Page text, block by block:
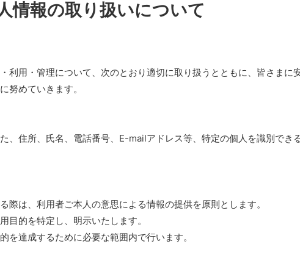
情報の取り扱いについて
利用・管理について、次のとおり適切に取り扱うとともに、皆さまに
努めていきます。
、住所、氏名、電話番号、E-mailアドレス等、特定の個人を識別でき
際は、利用者ご本人の意思による情報の提供を原則とします。
目的を特定し、明示いたします。
を達成するために必要な範囲内で行います。